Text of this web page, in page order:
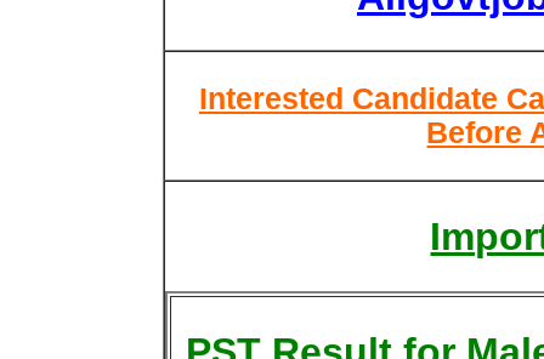
Interested Candidate
Before